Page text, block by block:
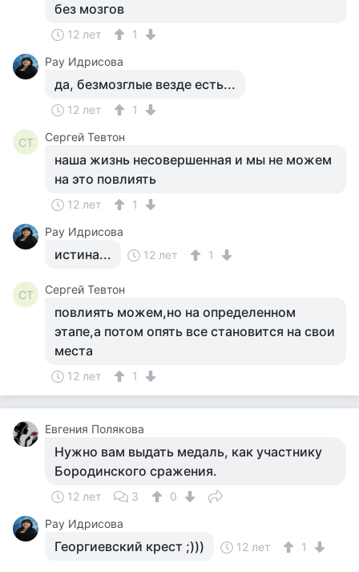
без мозгов
12 лет
1
Рау Идрисова
да, безмозглые везде есть...
12 лет 1
СТ Сергей Тевтон
наша жизнь несовершенная и мы не можем
на это повлиять
12 лет
1
Рау Идрисова
истина... 12 лет 1
СТ Сергей Тевтон
повлиять можем,но на определенном
этапе,а потом опять все становится на свои
места
12 лет 1
Евгения Полякова
Нужно вам выдать медаль, как участнику
Бородинского сражения.
12 лет 3
0
Рау Идрисова
Георгиевский крест ;))) 12 лет 1